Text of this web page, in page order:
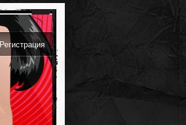
Регистрация